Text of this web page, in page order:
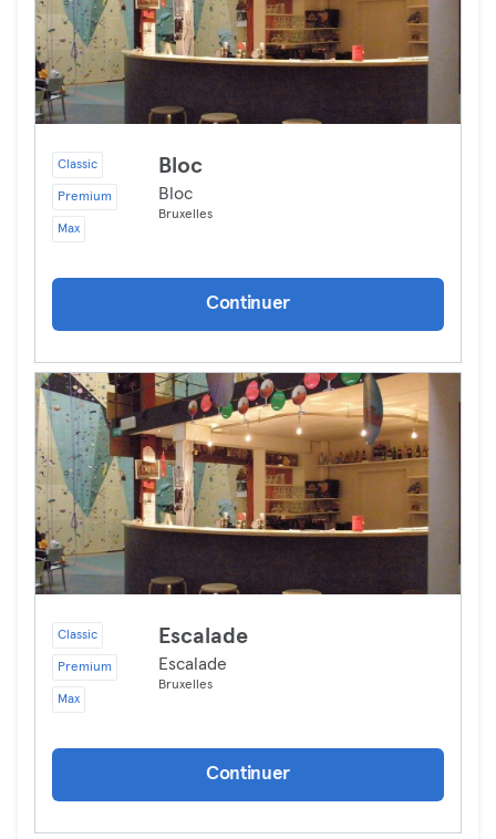
Classic
Premium
Max
Bloc
Bloc
Bruxelles
Continuer
Classic
Premium
Max
Escalade
Escalade
Bruxelles
Continuer